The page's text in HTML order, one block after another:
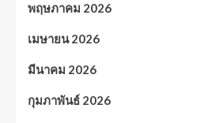
พฤษภาคม 2026
เมษายน 2026
มีนาคม 2026
กุมภาพันธ์ 2026